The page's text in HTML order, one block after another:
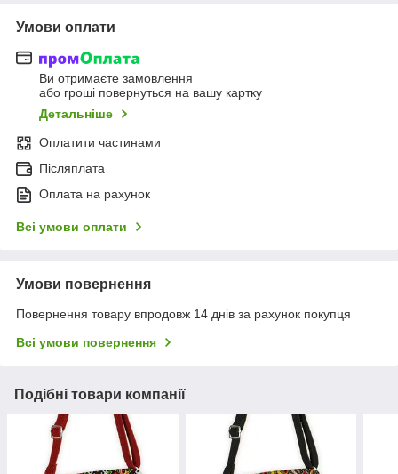
Умови оплати
Ви отримаєте замовлення
або гроші повернуться на вашу картку
Детальніше
Оплатити частинами
Післяплата
Оплата на рахунок
Всі умови оплати
Умови повернення
Повернення товару впродовж 14 днів за рахунок покупця
Всі умови повернення
Подібні товари компанії